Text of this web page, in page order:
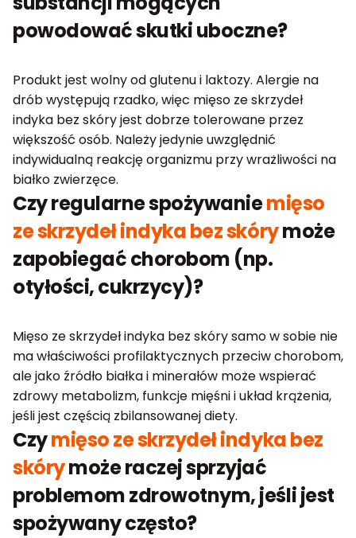
powodować skutki uboczne?
Produkt jest wolny od glutenu i laktozy. Alergie na
drób występują rzadko, więc mięso ze skrzydeł
indyka bez skóry jest dobrze tolerowane przez
większość osób. Należy jedynie uwzględnić
indywidualną reakcję organizmu przy wrażliwości na
białko zwierzęce.
Czy regularne spożywaniemięso
ze skrzydeł indyka bez skórymoże
zapobiegać chorobom (np.
otyłości, cukrzycy)?
Mięso ze skrzydeł indyka bez skóry samo w sobie nie
ma właściwości profilaktycznych przeciw chorobom,
ale jako źródło białka i minerałów może wspierać
zdrowy metabolizm, funkcje mięśni i układ krążenia,
jeśli jest częścią zbilansowanej diety.
Czymięso ze skrzydeł indyka bez
skórymoże raczej sprzyjać
problemom zdrowotnym, jeśli jest
spożywany często?